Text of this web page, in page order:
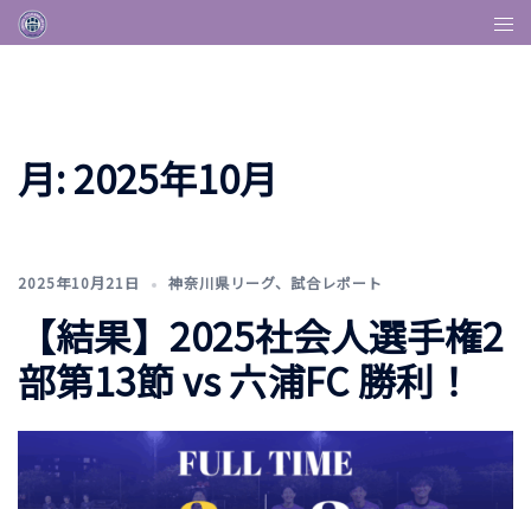
コ
ン
ス
ト
グ
月:2025年10月
2025年10月21日 神奈川県リーグ、 試合レポート
【結果】2025社会人選手権2
部第13節 vs 六浦FC 勝利！